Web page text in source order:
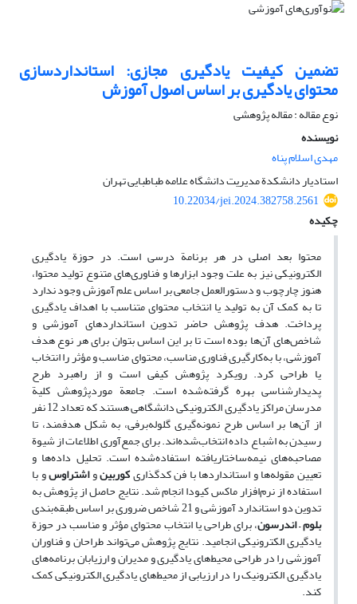
تضمین کیفیت یادگیری مجازی: استانداردسازی
محتوای یادگیری بر اساس اصول آموزش
نوع مقاله : مقاله پژوهشی
نویسنده
مهدی اسلام پناه
استادیار دانشکدة مدیریت دانشگاه علامه طباطبایی تهران
10.22034/jei.2024.382758.2561
چکیده
محتوا بعد اصلی در هر برنامة درسی است. در حوزة یادگیری
الکترونیکی نیز به علت وجود ابزارها و فناوری‌های متنوع تولید محتوا،
هنوز چارچوب و دستورالعمل جامعی بر اساس علم آموزش وجود ندارد
تا به کمک آن به تولید یا انتخاب محتوای متناسب با اهداف یادگیری
پرداخت. هدف پژوهش حاضر تدوین استانداردهای آموزشی و
شاخص‌های آن‌ها بوده است تا بر این اساس بتوان برای هر نوع هدف
آموزشی، با به‌کارگیری فناوری مناسب، محتوای مناسب و مؤثر را انتخاب
یا طراحی کرد. رویکرد پژوهش کیفی است و از راهبرد طرح
پدیدارشناسی بهره گرفته‌شده است. جامعة موردپژوهش کلیة
مدرسان مراکز یادگیری الکترونیکی دانشگاهی هستند که تعداد 12 نفر
از آن‌ها بر اساس طرح نمونه‌گیری گلوله‌برفی، به شکل هدفمند، تا
رسیدن به اشباع داده انتخاب‌شده‌اند. برای جمع‌آوری اطلاعات از شیوة
مصاحبه‌های نیمه‌ساختاریافته استفاده‌شده است. تحلیل داده‌ها و
تعیین مقوله‌ها و استانداردها با فن کدگذاریکوربینواشتراوسو با
استفاده از نرم‌افزار ماکس کیودا انجام شد. نتایج حاصل از پژوهش به
تدوین دو استاندارد آموزشی و 21 شاخص ضروری بر اساس طبقه‌بندی
بلوم–اندرسون، برای طراحی یا انتخاب محتوای مؤثر و مناسب در حوزة
یادگیری الکترونیکی انجامید. نتایج پژوهش می‌تواند طراحان و فناوران
آموزشی را در طراحی محیط‌های یادگیری و مدیران و ارزیابان برنامه‌های
یادگیری الکترونیک را در ارزیابی از محیط‌های یادگیری الکترونیکی کمک
کند.